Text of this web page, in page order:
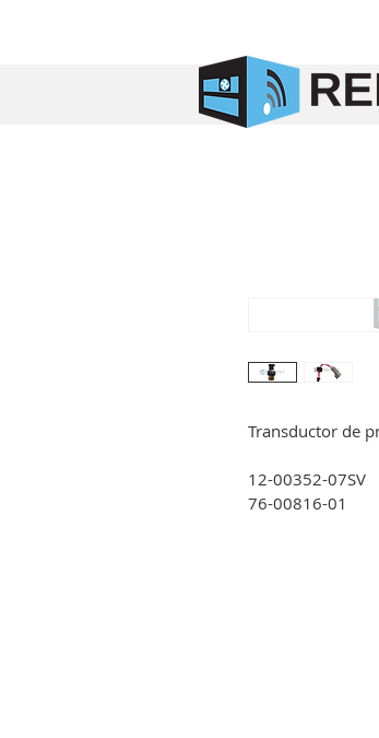
Transductor de
12-00352-07SV
76-00816-01